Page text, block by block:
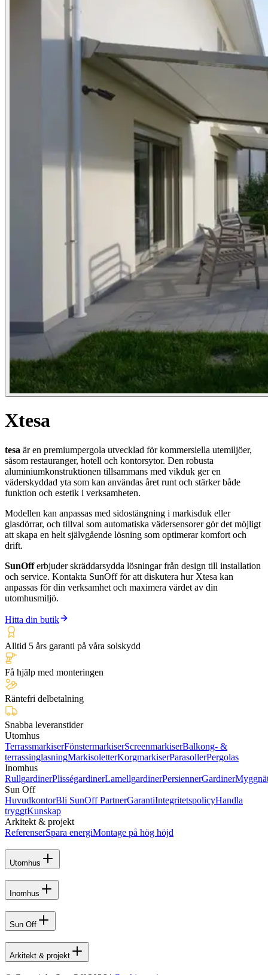
Xtesa
tesa är en premiumpergola utvecklad för kommersiella utemiljöer,
såsom restauranger, hotell och kontorsytor. Den robusta
aluminiumkonstruktionen tillsammans med vikduk ger en
väderskyddad yta som kan användas året runt och stärker både
funktion och estetik i verksamheten.
Modellen kan anpassas med sidostängning i markisduk eller
glasdörrar, och tillval som automatiska vädersensorer gör det möjligt
att skapa en helt självgående lösning som optimerar komfort och
drift.
SunOfferbjuder skräddarsydda lösningar från design till installation
och service. Kontakta SunOff för att diskutera hur Xtesa kan
anpassas för din verksamhet och maximera värdet av din
utomhusmiljö.
Hitta din butik
Alltid 5 års garanti på våra solskydd
Få hjälp med monteringen
Räntefri delbetalning
Snabba leveranstider
Utomhus
TerrassmarkiserFönstermarkiserScreenmarkiserBalkong- &
terrassinglasningMarkisoletterKorgmarkiserParasollerPergolas
Inomhus
RullgardinerPlisségardinerLamellgardinerPersiennerGardiner
Sun Off
HuvudkontorBli SunOff PartnerGarantiIntegritetspolicyHandla
tryggtKunskap
Arkitekt & projekt
ReferenserSpara energiMontage på hög höjd
Utomhus
Inomhus
Sun Off
Arkitekt & projekt